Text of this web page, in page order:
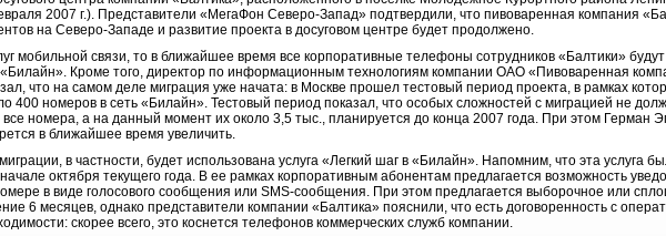
2007 г.). Представители «МегаФон Северо-Запад» подтвердили, что пивоваренная компания
на Северо-Западе и развитие проекта в досуговом центре будет продолжено.
мобильной связи, то в ближайшее время все корпоративные телефоны сотрудников «Балтики»
Кроме того, директор по информационным технологиям компании ОАО «Пивоваренная
что на самом деле миграция уже начата: в Москве прошел тестовый период проекта, в рамках
400 номеров в сеть «Билайн». Тестовый период показал, что особых сложностей с миграцией не
все номера, а на данный момент их около 3,5 тыс., планируется до конца 2007 года. При этом Герман
в ближайшее время увеличить.
в частности, будет использована услуга «Легкий шаг в «Билайн». Напомним, что эта услуга
октября текущего года. В ее рамках корпоративным абонентам предлагается возможность
в виде голосового сообщения или SMS-сообщения. При этом предлагается выборочное или
6 месяцев, однако представители компании «Балтика» пояснили, что есть договоренность с
скорее всего, это коснется телефонов коммерческих служб компании.